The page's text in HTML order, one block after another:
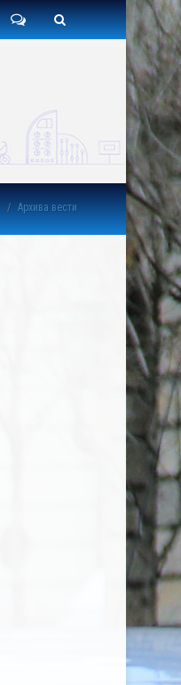
Архива вести